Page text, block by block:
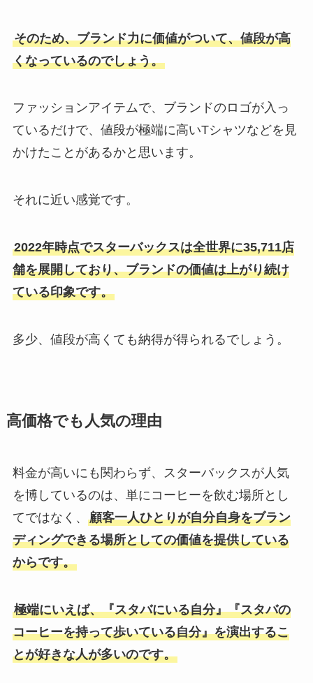
そのため、ブランド力に価値がついて、値段が高
くなっているのでしょう。
ファッションアイテムで、ブランドのロゴが入っ
ているだけで、値段が極端に高いTシャツなどを見
かけたことがあるかと思います。
それに近い感覚です。
2022年時点でスターバックスは全世界に35,711店
舗を展開しており、ブランドの価値は上がり続け
ている印象です。
多少、値段が高くても納得が得られるでしょう。
高価格でも人気の理由
料金が高いにも関わらず、スターバックスが人気
を博しているのは、単にコーヒーを飲む場所とし
てではなく、 顧客一人ひとりが自分自身をブラン
ディングできる場所としての価値を提供している
からです。
極端にいえば、『スタバにいる自分』『スタバの
コーヒーを持って歩いている自分』を演出するこ
とが好きな人が多いのです。